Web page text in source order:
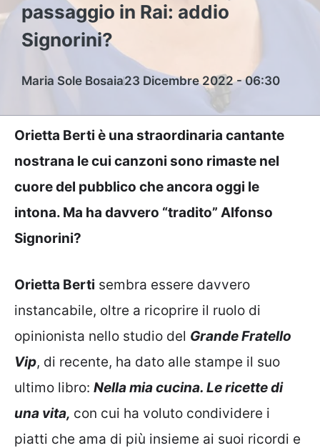
passaggio in Rai: addio
Signorini?
Maria Sole Bosaia23 Dicembre 2022 - 06:30
Orietta Berti è una straordinaria cantante
nostrana le cui canzoni sono rimaste nel
cuore del pubblico che ancora oggi le
intona. Ma ha davvero “tradito” Alfonso
Signorini?
Orietta Berti sembra essere davvero
instancabile, oltre a ricoprire il ruolo di
opinionista nello studio del Grande Fratello
Vip, di recente, ha dato alle stampe il suo
ultimo libro: Nella mia cucina. Le ricette di
una vita, con cui ha voluto condividere i
piatti che ama di più insieme ai suoi ricordi e